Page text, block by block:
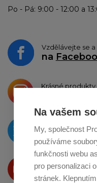
Na vašem
My, společnost
používáme
funkčnosti webu
pro personalizaci
stránek.
Po - Pá: 9:00 - 12:00 a
Vzdělávejte se
na
Krásné
O novinkách
naTwitteru
Produkty Vám
na Youtube